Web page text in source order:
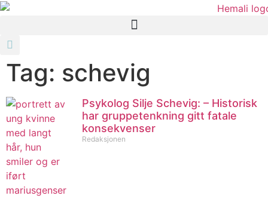
Tag: schevig
Psykolog Silje Schevig: – Historisk
har gruppetenkning gitt fatale
konsekvenser
Redaksjonen